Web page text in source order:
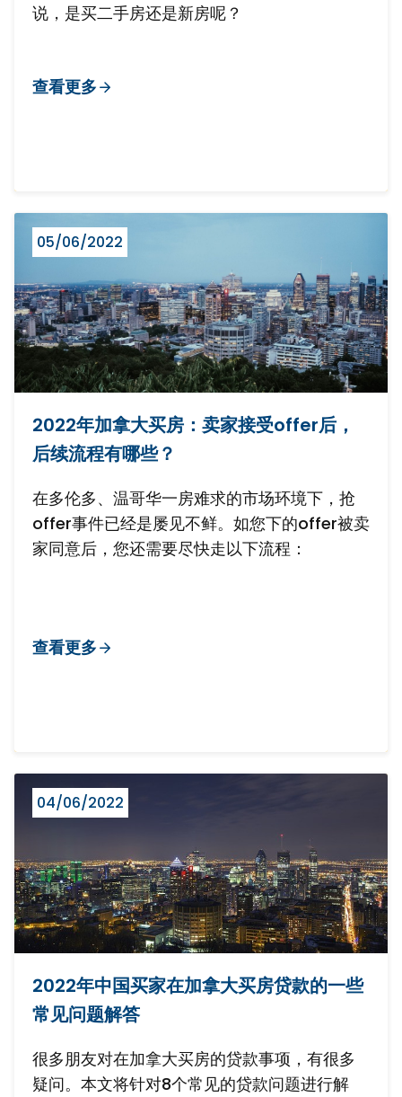
说，是买二手房还是新房呢？
查看更多
05/06/2022
2022年加拿大买房：卖家接受offer后，
后续流程有哪些？
在多伦多、温哥华一房难求的市场环境下，抢
offer事件已经是屡见不鲜。如您下的offer被卖
家同意后，您还需要尽快走以下流程：
查看更多
04/06/2022
2022年中国买家在加拿大买房贷款的一些
常见问题解答
很多朋友对在加拿大买房的贷款事项，有很多
疑问。本文将针对8个常见的贷款问题进行解